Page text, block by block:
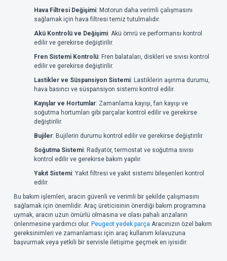
Hava Filtresi Değişimi: Motorun daha verimli çalışmasını
sağlamak için hava filtresi temiz tutulmalıdır.
Akü Kontrolü ve Değişimi: Akü ömrü ve performansı kontrol
edilir ve gerekirse değiştirilir.
Fren Sistemi Kontrolü: Fren balataları, diskleri ve sıvısı kontrol
edilir ve gerekirse değiştirilir.
Lastikler ve Süspansiyon Sistemi: Lastiklerin aşınma durumu,
hava basıncı ve süspansiyon sistemi kontrol edilir.
Kayışlar ve Hortumlar: Zamanlama kayışı, fan kayışı ve
soğutma hortumları gibi parçalar kontrol edilir ve gerekirse
değiştirilir.
Bujiler: Bujilerin durumu kontrol edilir ve gerekirse değiştirilir.
Soğutma Sistemi: Radyatör, termostat ve soğutma sıvısı
kontrol edilir ve gerekirse bakım yapılır.
Yakıt Sistemi: Yakıt filtresi ve yakıt sistemi bileşenleri kontrol
edilir.
Bu bakım işlemleri, aracın güvenli ve verimli bir şekilde çalışmasını
sağlamak için önemlidir. Araç üreticisinin önerdiği bakım programına
uymak, aracın uzun ömürlü olmasına ve olası pahalı arızaların
önlenmesine yardımcı olur. Peugeot yedek parça Aracınızın özel bakım
gereksinimleri ve zamanlaması için araç kullanım kılavuzuna
başvurmak veya yetkili bir servisle iletişime geçmek en iyisidir.